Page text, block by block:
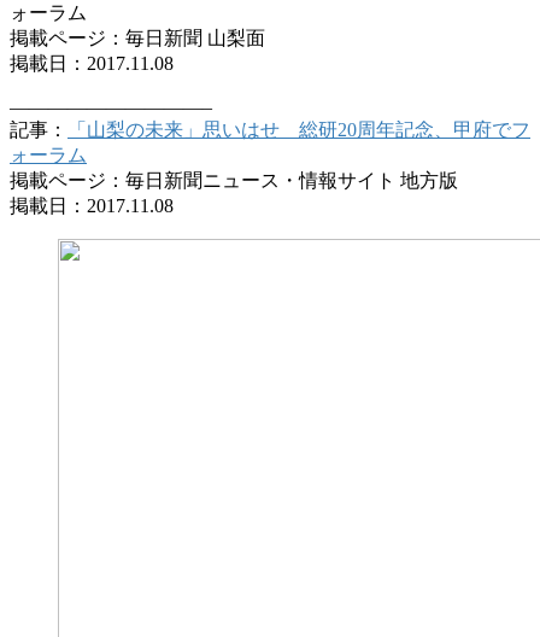
ォーラム
掲載ページ：毎日新聞 山梨面
掲載日：2017.11.08
——————————–
記事：
「山梨の未来」思いはせ 総研20周年記念、甲府でフ
ォーラム
掲載ページ：毎日新聞ニュース・情報サイト 地方版
掲載日：2017.11.08